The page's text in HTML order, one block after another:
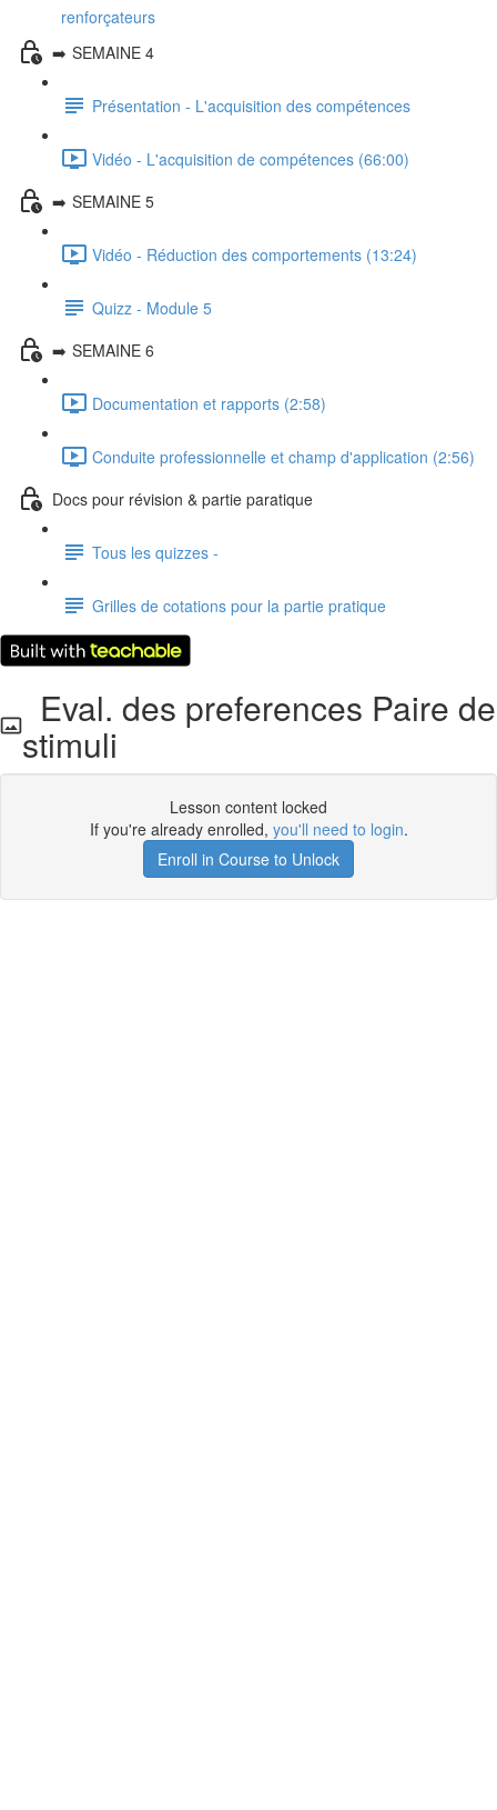
renforçateurs
➡️ SEMAINE 4
Présentation - L'acquisition des compétences
Vidéo - L'acquisition de compétences (66:00)
➡️ SEMAINE 5
Vidéo - Réduction des comportements (13:24)
Quizz - Module 5
➡️ SEMAINE 6
Documentation et rapports (2:58)
Conduite professionnelle et champ d'application (2:56)
Docs pour révision & partie paratique
Tous les quizzes -
Grilles de cotations pour la partie pratique
Eval. des preferences Paire de
stimuli
Lesson content locked
If you're already enrolled, you'll need to login.
Enroll in Course to Unlock